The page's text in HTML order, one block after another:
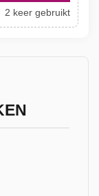
2 keer gebruikt